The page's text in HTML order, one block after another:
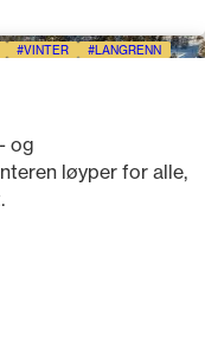
VINTER LANGRENN
og
løyper for alle,